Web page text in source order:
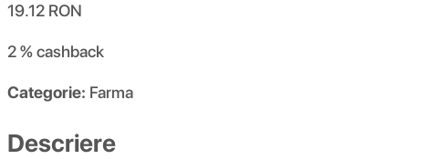
19.12 RON
2 %cashback
Categorie: Farma
Descriere